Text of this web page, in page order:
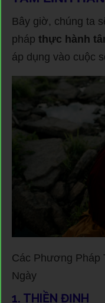
Bây giờ, chúng ta
pháp thực hành
áp dụng vào cuộc
Các Phương Pháp
Ngày
1. THIỀN ĐỊNH